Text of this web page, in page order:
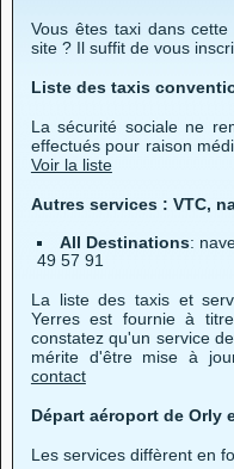
Vous êtes taxi dans
site ? Il suffit de vous
Liste des taxis
La sécurité sociale ne
effectués pour raison
Voir la liste
Autres services : VTC,
All Destinations:
49 57 91
La liste des taxis et
Yerres est fournie à
constatez qu'un service
mérite d'être mise à
contact
Départ aéroport de Orly
Les services diffèrent en